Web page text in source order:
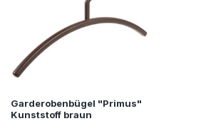
Garderobenbügel "Primus"
Kunststoff braun